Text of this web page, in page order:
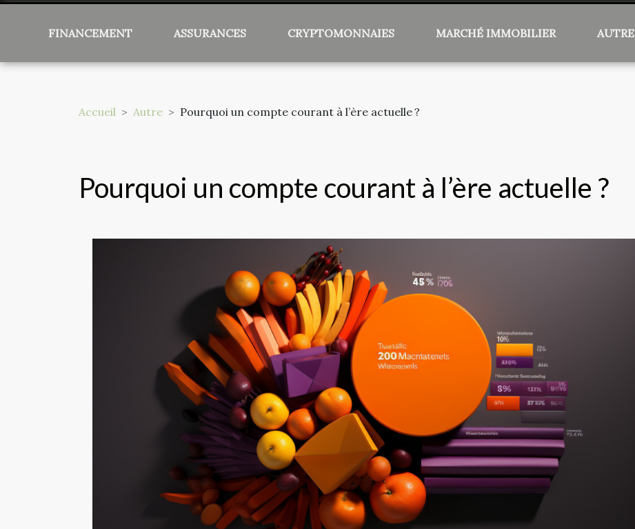
FINANCEMENT ASSURANCES CRYPTOMONNAIES MARCHÉ IMMOBILIER AUTRE
Accueil Autre Pourquoi un compte courant à l’ère actuelle ?
Pourquoi un compte courant à l’ère actuelle ?